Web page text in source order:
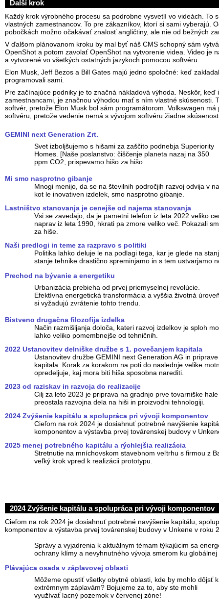
Ďalší krok
Každý krok výrobného procesu sa podrobne vysvetlí vo videách. To
vlastných zamestnancov. To pre zákazníkov, ktorí si sami vyberajú.
pobočkách možno očakávať znalosť angličtiny, ale nie od bežných
V ďalšom plánovanom kroku by mal byť náš CMS schopný sám
OpenShot a potom zavolať OpenShot na vytvorenie videa. Video je
a vytvorené vo všetkých ostatných jazykoch pomocou softvéru.
Elon Musk, Jeff Bezos a Bill Gates majú jedno spoločné: keď
programovali sami.
Pre začínajúce podniky je to značná nákladová výhoda. Neskôr, keď
zamestnancami, je značnou výhodou mať s ním vlastné skúsenosti.
softvér, pretože Elon Musk bol sám programátorom. Volkswagen má
softvéru, pretože vedenie nemá s vývojom softvéru žiadne
GEMINI next Generation Zrt.
Svet izboljšujemo s hišami za zaščito podnebja Superiority
Homes. [Naše poslanstvo: čiščenje planeta nazaj na 350
ppm CO2, prispevamo hišo za hišo.
Mi smo nasprotno gibanje
Mnogi menijo, da se na številnih področjih razvoj odvija v
kot le inovativen izdelek, smo nasprotno gibanje.
Lastništvo stanovanja je cenejše od najema stanovanja
Vsi se zavedajo, da je pametni telefon iz leta 2022 veliko
naprav iz leta 1990, hkrati pa zmore veliko več. Pokazali
za hiše.
Naši predlogi in teme za razpravo s politiki
Politika lahko deluje le na podlagi tega, kar je glede na
stanje tehnike drastično spreminjamo in s tem ustvarjamo
Prechod na bývanie a energetiku
Urbanizácia prebieha od prvej priemyselnej revolúcie.
Efektívna energetická transformácia a vyššia životná
si vyžadujú zvrátenie tohto trendu.
Bistveno drugačna filozofija izdelka
Način razmišljanja določa, kateri razvoj izdelkov je sploh
lahko veliko pomembnejše od tehničnih.
2022 Ustanovitev delniške družbe s 1. povečanjem kapitala
Ustanovitev družbe GEMINI next Generation AG in
kapitala. Korak za korakom na poti do naslednje velike
opredeljuje, kaj mora biti hiša sposobna narediti.
2023 od raziskav in razvoja do realizacije
Cilj za leto 2023 je priprava na gradnjo prve tovarniške
preostala razvojna dela na hiši in proizvodni tehnologiji.
2024 Zvýšenie kapitálu a spolupráca pri vývoji komponentov
Cieľom na rok 2024 je dosiahnuť potrebné navýšenie
komponentov a výstavba prvej továrenskej budovy v
2025 menej potrebného kapitálu a rýchlejšia realizácia
Stretnutie na mníchovskom stavebnom veľtrhu s firmou z
veľký krok vpred k realizácii prototypu.
2024 Zvýšenie kapitálu a spolupráca pri vývoji komponentov
Cieľom na rok 2024 je dosiahnuť potrebné navýšenie kapitálu,
komponentov a výstavba prvej továrenskej budovy v Unkene v roku
Správy a vyjadrenia k aktuálnym témam týkajúcim sa
ochrany klímy a nevyhnutného vývoja smerom ku
Plávajúca osada v záplavovej oblasti
Môžeme opustiť všetky obytné oblasti, kde by mohlo dôjsť k
extrémnym záplavám? Bojujeme za to, aby ste mohli
využívať lacný pozemok v červenej zóne!